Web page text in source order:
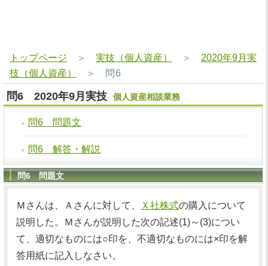
トップページ ＞ 実技（個人資産） ＞ 2020年9月実
技（個人資産）
＞ 問6
問6 2020年9月実技 個人資産相談業務
問6 問題文
問6 解答・解説
問6 問題文
Ｍさんは、Ａさんに対して、 Ｘ社株式の購入について
説明した。Ｍさんが説明した次の記述(1)～(3)につい
て、適切なものには○印を、不適切なものには×印を解
答用紙に記入しなさい。